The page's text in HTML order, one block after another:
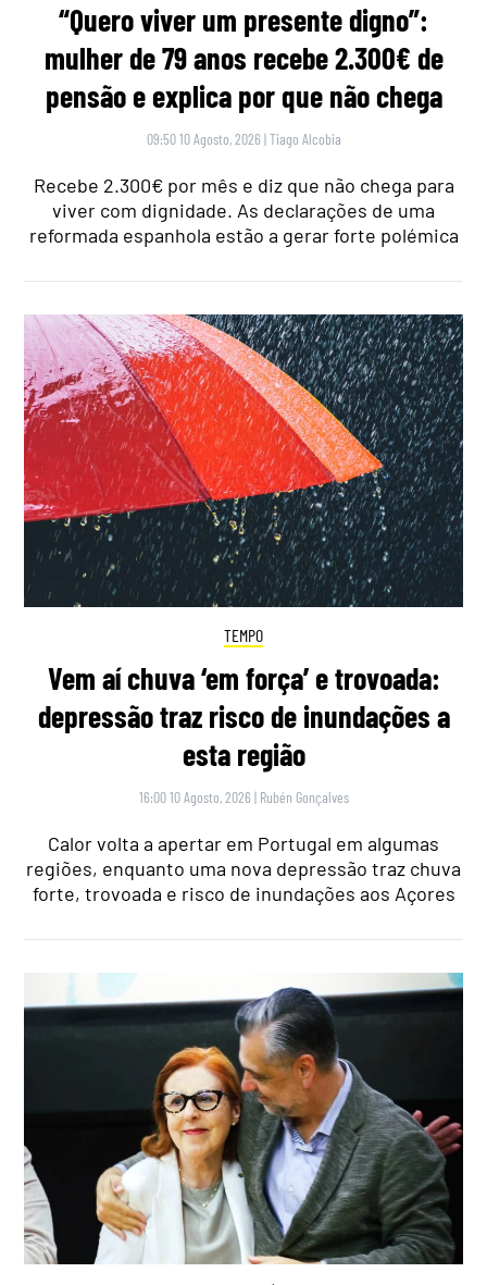
“Quero viver um presente digno”:
mulher de 79 anos recebe 2.300€ de
pensão e explica por que não chega
09:50 10 Agosto, 2026 |Tiago Alcobia
Recebe 2.300€ por mês e diz que não chega para
viver com dignidade. As declarações de uma
reformada espanhola estão a gerar forte polémica
TEMPO
Vem aí chuva ‘em força’ e trovoada:
depressão traz risco de inundações a
esta região
16:00 10 Agosto, 2026 | Rubén Gonçalves
Calor volta a apertar em Portugal em algumas
regiões, enquanto uma nova depressão traz chuva
forte, trovoada e risco de inundações aos Açores